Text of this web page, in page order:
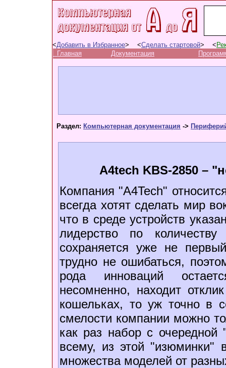
<Добавить в Избранное> <Сделать стартовой> <
Главная
Документация
Раздел: Компьютерная документация ->
A4tech KBS-2850 –
Компания "A4Tech"
всегда хотят сделать мир
что в среде устройств
лидерство по
сохраняется уже не
трудно не ошибаться,
рода инноваций
несомненно, находит
кошельках, то уж точно в
смелости компании можно
как раз набор с
всему, из этой "изюминки"
множества моделей от